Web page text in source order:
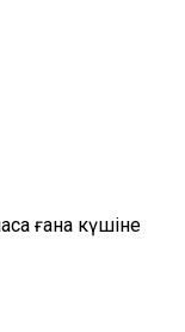
ғана күшіне